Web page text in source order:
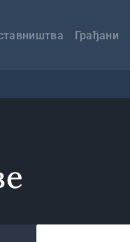
Грађани